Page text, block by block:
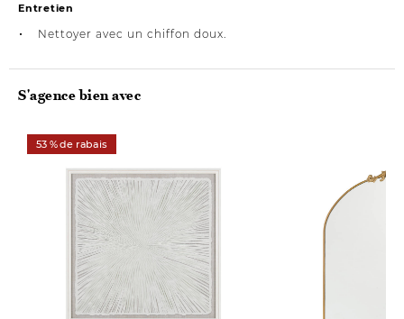
Entretien
Nettoyer avec un chiffon doux.
S'agence bien avec
53 % de rabais